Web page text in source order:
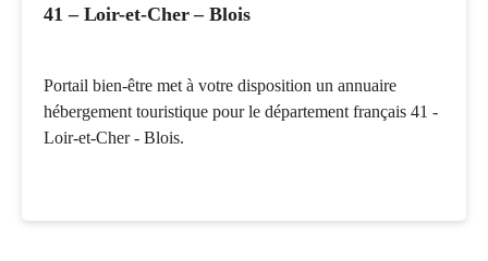
41 – Loir-et-Cher – Blois
Portail bien-être met à votre disposition un annuaire
hébergement touristique pour le département français 41 -
Loir-et-Cher - Blois.